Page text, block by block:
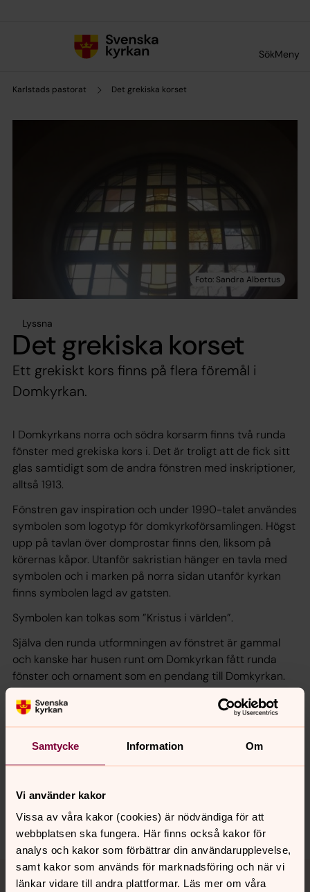
Samtycke Information Om
Vi använder kakor
Vissa av våra kakor (cookies) är nödvändiga för att
webbplatsen ska fungera. Här finns också kakor för
analys och kakor som förbättrar din användarupplevelse,
samt kakor som används för marknadsföring och när vi
länkar vidare till andra plattformar. Läs mer om våra
SökMeny
Karlstads pastorat Det grekiska korset
Lyssna
Det grekiska korset
Ett grekiskt kors finns på flera föremål i
Domkyrkan.
I Domkyrkans norra och södra korsarm finns två runda
fönster med grekiska kors i. Det är troligt att de fick sitt
glas samtidigt som de andra fönstren med inskriptioner,
alltså 1913.
Fönstren gav inspiration och under 1990-talet användes
symbolen som logotyp för domkyrkoförsamlingen. Högst
upp på tavlan över domprostar finns den, liksom på
körernas kåpor. Utanför sakristian hänger en tavla med
symbolen och i marken på norra sidan utanför kyrkan
finns symbolen lagd av gatsten.
Symbolen kan tolkas som ”Kristus i världen”.
Själva den runda utformningen av fönstret är gammal
och kanske har husen runt om Domkyrkan fått runda
fönster och ornament som en pendang till Domkyrkan.
Senast ändrad 27 augusti 2025
Synpunkter eller frågor på sidans
karlstads.pastorat@svenskakyrkan.se
Dela
Tillbaka till toppen
Tillbaka till innehållet